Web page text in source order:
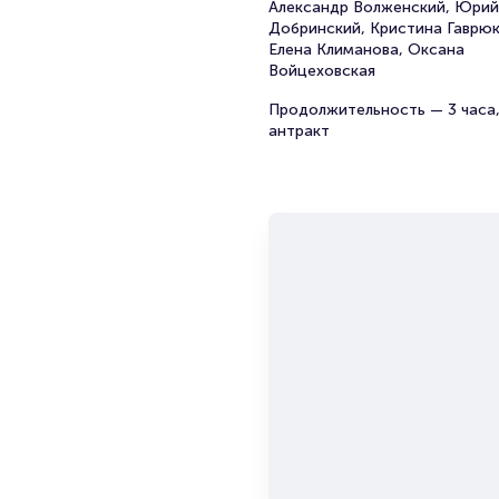
Александр Волженский, Юрий
Добринский, Кристина
Елена Климанова, Оксана
Войцеховская
Продолжительность — 3
антракт